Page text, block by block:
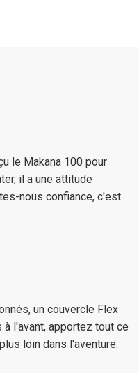
le Makana 100 pour
il a une attitude
nous confiance, c'est
un couvercle Flex
à l'avant, apportez tout ce
loin dans l'aventure.